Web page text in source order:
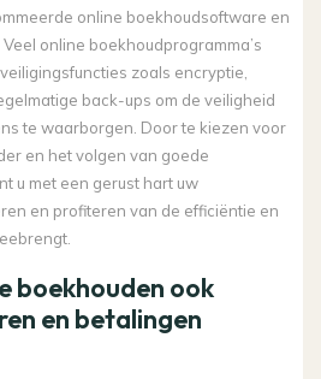
online boekhoudsoftware en
online boekhoudprogramma’s
zoals encryptie,
back-ups om de veiligheid
te waarborgen. Door te kiezen voor
en het volgen van goede
u met een gerust hart uw
en profiteren van de efficiëntie en
boekhouden ook
en betalingen